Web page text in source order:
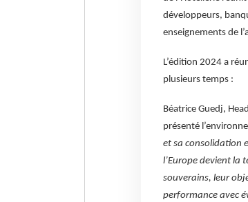
développeurs,
enseignements de
L’édition 2024 a
plusieurs temps :
Béatrice Guedj,
présenté
et sa consolidation
l’Europe devient la
souverains, leur
performance avec